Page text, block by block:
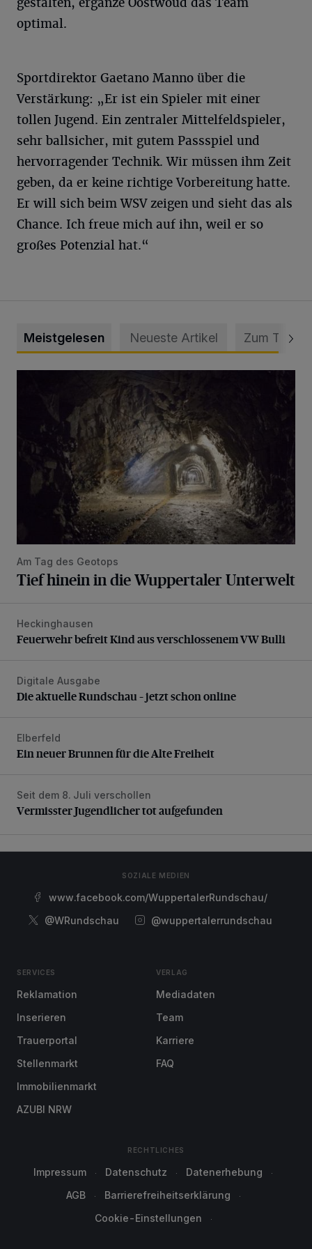
gestalten, ergänze Oostwoud das Team
optimal.
Sportdirektor Gaetano Manno über die
Verstärkung: „Er ist ein Spieler mit einer
tollen Jugend. Ein zentraler Mittelfeldspieler,
sehr ballsicher, mit gutem Passspiel und
hervorragender Technik. Wir müssen ihm Zeit
geben, da er keine richtige Vorbereitung hatte.
Er will sich beim WSV zeigen und sieht das als
Chance. Ich freue mich auf ihn, weil er so
großes Potenzial hat.“
Meistgelesen Neueste Artikel Zum Thema
Am Tag des Geotops
Tief hinein in die Wuppertaler Unterwelt
Feuerwehr befreit Kind aus verschlossenem VW Bulli
Heckinghausen
Feuerwehr befreit Kind aus verschlossenem VW Bulli
Die aktuelle Rundschau – jetzt schon online
Digitale Ausgabe
Die aktuelle Rundschau – jetzt schon online
Ein neuer Brunnen für die Alte Freiheit
Elberfeld
Ein neuer Brunnen für die Alte Freiheit
Vermisster Jugendlicher tot aufgefunden
Seit dem 8. Juli verschollen
Vermisster Jugendlicher tot aufgefunden
SOZIALE MEDIEN
www.facebook.com/WuppertalerRundschau/
@WRundschau
@wuppertalerrundschau
SERVICES
Reklamation
Inserieren
Trauerportal
Stellenmarkt
Immobilienmarkt
AZUBI NRW
VERLAG
Mediadaten
Team
Karriere
FAQ
RECHTLICHES
Impressum Datenschutz
Datenerhebung
AGB
Barrierefreiheitserklärung
Cookie-Einstellungen